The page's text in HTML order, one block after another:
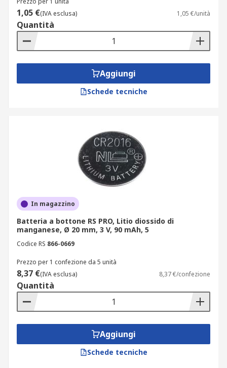
1,05 €(IVA esclusa) 1,05 €/unità
Quantità
Aggiungi
Schede tecniche
In magazzino
Batteria a bottone RS PRO, Litio diossido di
manganese, Ø 20 mm, 3 V, 90 mAh, 5
Codice RS 866-0669
Prezzo per 1 confezione da 5 unità
8,37 €(IVA esclusa) 8,37 €/confezione
Quantità
Aggiungi
Schede tecniche